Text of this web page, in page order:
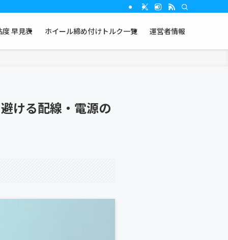
早見表 ホイール締め付けトルク一覧 運営者情報
ける配線・電源の